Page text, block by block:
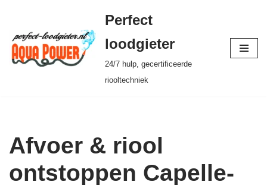
Ga
naar
de
Perfect
loodgieter
24/7 hulp, gecertificeerde
riooltechniek
Afvoer & riool
ontstoppen Capelle-